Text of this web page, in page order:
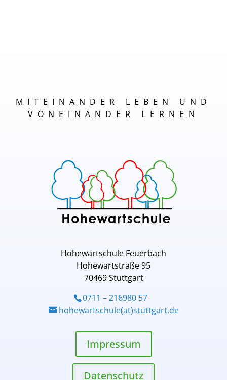
MITEINANDER LEBEN UND
VONEINANDER LERNEN
Hohewartschule Feuerbach
Hohewartstraße 95
70469 Stuttgart
0711 – 216980 57
hohewartschule(at)stuttgart.de
Impressum
Datenschutz